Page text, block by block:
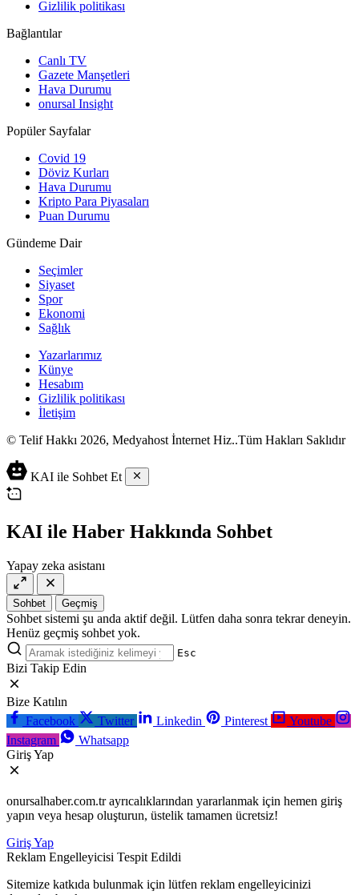
Gizlilik politikası
Bağlantılar
Canlı TV
Gazete Manşetleri
Hava Durumu
onursal Insight
Popüler Sayfalar
Covid 19
Döviz Kurları
Hava Durumu
Kripto Para Piyasaları
Puan Durumu
Gündeme Dair
Seçimler
Siyaset
Spor
Ekonomi
Sağlık
Yazarlarımız
Künye
Hesabım
Gizlilik politikası
İletişim
© Telif Hakkı 2026, Medyahost İnternet Hiz..Tüm Hakları Saklıdır
casino
siteleri
casino
2023
lordcasino
canlı
casino
siteleri
iyi
casino
vdcasino
vdcasino
giriş
vdcasino
resmi
ev
yapımı
salça
KAI ile Sohbet Et
KAI ile Haber Hakkında Sohbet
Yapay zeka asistanı
Sohbet Geçmiş
Sohbet sistemi şu anda aktif değil. Lütfen daha sonra tekrar deneyin.
Henüz geçmiş sohbet yok.
Esc
Bizi Takip Edin
Bize Katılın
Facebook
Twitter Linkedin Pinterest
Youtube
Instagram
Whatsapp
Giriş Yap
onursalhaber.com.tr ayrıcalıklarından yararlanmak için hemen giriş
yapın veya hesap oluşturun, üstelik tamamen ücretsiz!
Giriş Yap
Reklam Engelleyicisi Tespit Edildi
Sitemize katkıda bulunmak için lütfen reklam engelleyicinizi